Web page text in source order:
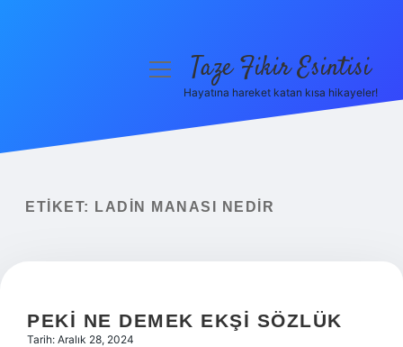
Yasal Uyarı
menüyüTaze Fikir Esintisi
Hayatına hareket katan kısa hikayeler!
ETIKET: LADIN MANASI NEDIR
PEKI NE DEMEK EKŞI SÖZLÜK
Tarih: Aralık 28, 2024